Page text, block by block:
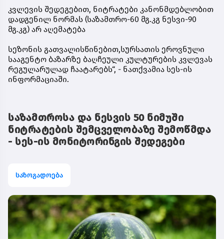
კვლევის შედეგებით, ნიტრატები კანონმდებლობით
დადგენილ ნორმას (საზამთრო-60 მგ.კგ ნესვი-90
მგ.კგ) არ აღემატება
სეზონის გათვალისწინებით,სურსათის ეროვნული
სააგენტო ბაზარზე ბაღჩეული კულტურების კვლევას
რეგულარულად ჩაატარებს“, - ნათქვამია სეს-ის
ინფორმაციაში.
საზამთროსა და ნესვის 50 ნიმუში
ნიტრატების შემცველობაზე შემოწმდა
- სეს-ის მონიტორინგის შედეგები
საზოგადოება